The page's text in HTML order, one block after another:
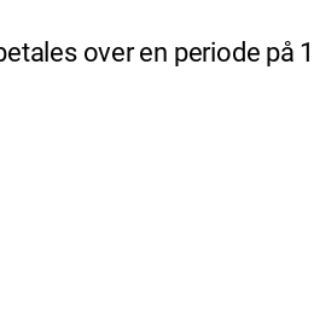
over en periode på